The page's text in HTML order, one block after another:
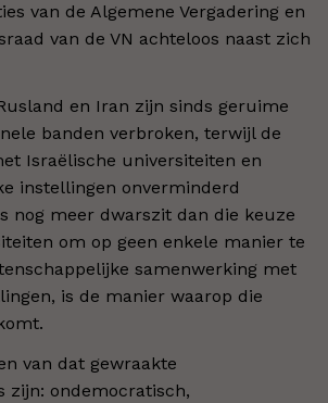
van de Algemene Vergadering en
van de VN achteloos naast zich
en Iran zijn sinds geruime
banden verbroken, terwijl de
Israëlische universiteiten en
instellingen onverminderd
nog meer dwarszit dan die keuze
om op geen enkele manier te
samenwerking met
is de manier waarop die
van dat gewraakte
zijn: ondemocratisch,